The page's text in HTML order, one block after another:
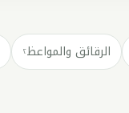
الرقائق والمواعظ٢